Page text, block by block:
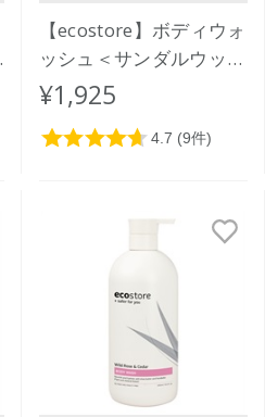
【ecostore】ボディウォ
ッシュ＜サンダルウッド
＆アンバー＞900mL
¥1,925